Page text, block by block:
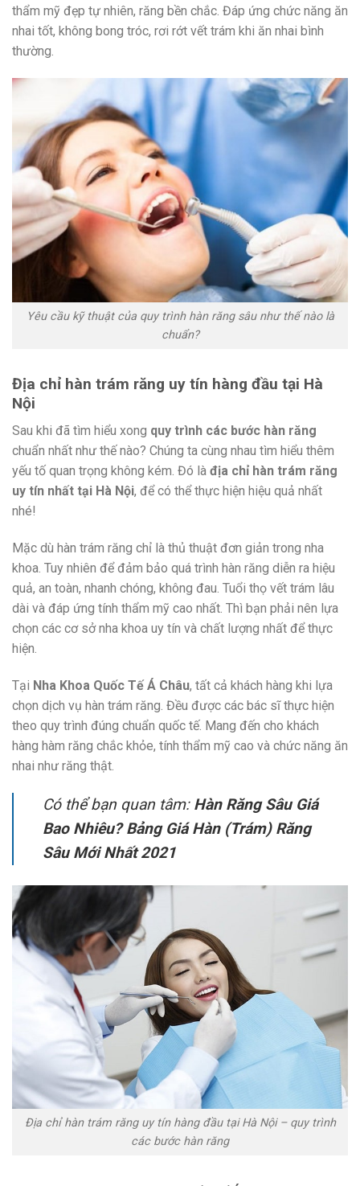
thẩm mỹ đẹp tự nhiên, răng bền chắc. Đáp ứng chức năng ăn
nhai tốt, không bong tróc, rơi rớt vết trám khi ăn nhai bình
thường.
Yêu cầu kỹ thuật của quy trình hàn răng sâu như thế nào là
chuẩn?
Địa chỉ hàn trám răng uy tín hàng đầu tại Hà
Nội
Sau khi đã tìm hiểu xong quy trình các bước hàn răng
chuẩn nhất như thế nào? Chúng ta cùng nhau tìm hiểu thêm
yếu tố quan trọng không kém. Đó là địa chỉ hàn trám răng
uy tín nhất tại Hà Nội, để có thể thực hiện hiệu quả nhất
nhé!
Mặc dù hàn trám răng chỉ là thủ thuật đơn giản trong nha
khoa. Tuy nhiên để đảm bảo quá trình hàn răng diễn ra hiệu
quả, an toàn, nhanh chóng, không đau. Tuổi thọ vết trám lâu
dài và đáp ứng tính thẩm mỹ cao nhất. Thì bạn phải nên lựa
chọn các cơ sở nha khoa uy tín và chất lượng nhất để thực
hiện.
Tại Nha Khoa Quốc Tế Á Châu, tất cả khách hàng khi lựa
chọn dịch vụ hàn trám răng. Đều được các bác sĩ thực hiện
theo quy trình đúng chuẩn quốc tế. Mang đến cho khách
hàng hàm răng chắc khỏe, tính thẩm mỹ cao và chức năng ăn
nhai như răng thật.
Có thể bạn quan tâm: Hàn Răng Sâu Giá
Bao Nhiêu? Bảng Giá Hàn (Trám) Răng
Sâu Mới Nhất 2021
Địa chỉ hàn trám răng uy tín hàng đầu tại Hà Nội – quy trình
các bước hàn răng